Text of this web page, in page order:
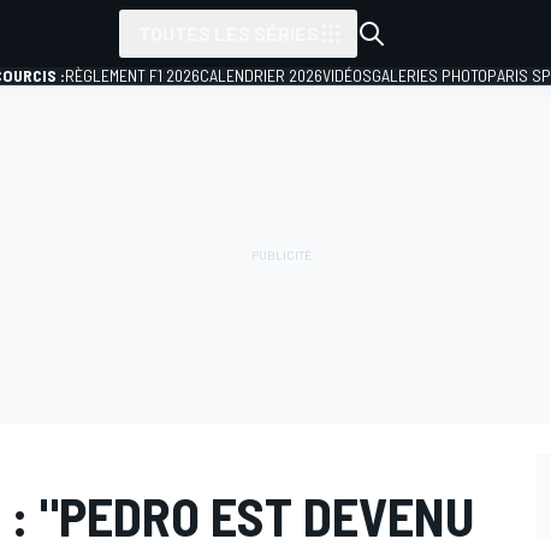
:RÈGLEMENT F1 2026CALENDRIER 2026VIDÉOSGALERIES PHOTOPARIS
"PEDRO EST DEVENU